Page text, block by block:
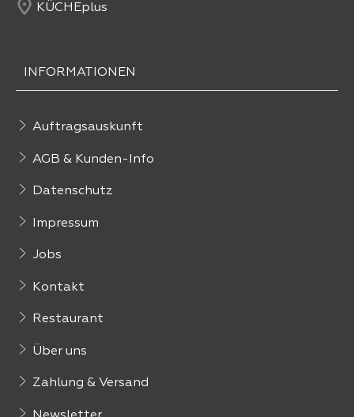
KÜCHEplus
INFORMATIONEN
Auftragsauskunft
AGB & Kunden-Info
Datenschutz
Impressum
Jobs
Kontakt
Restaurant
Über uns
Zahlung & Versand